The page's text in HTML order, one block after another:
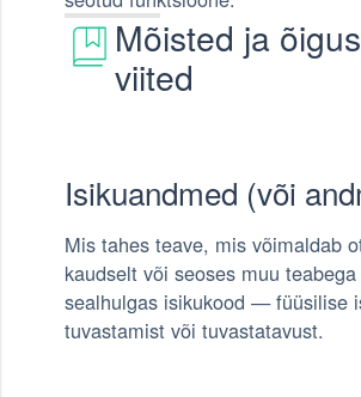
Mõisted ja
viited
Isikuandmed (või
Mis tahes teave, mis võimaldab
kaudselt või seoses muu
sealhulgas isikukood — füüsilise
tuvastamist või tuvastatavust.